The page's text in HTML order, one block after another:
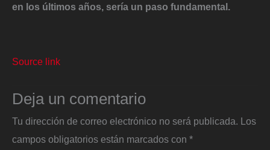
en los últimos años, sería un paso fundamental.
Source link
Deja un comentario
Tu dirección de correo electrónico no será publicada. Los
campos obligatorios están marcados con *